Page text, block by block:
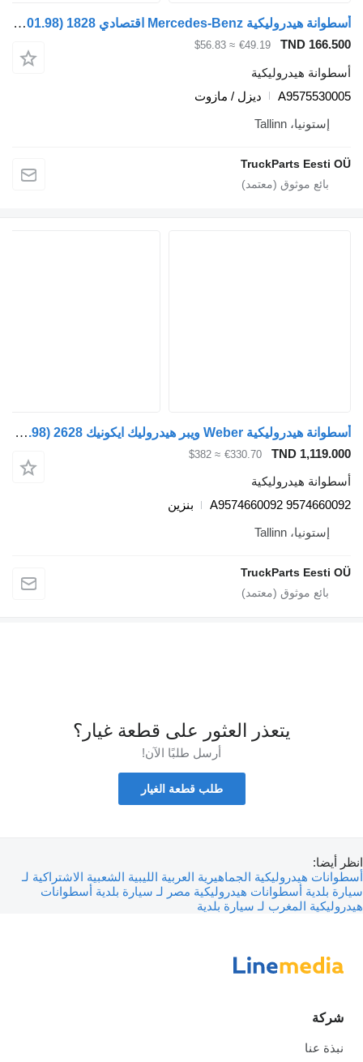
أسطوانة هيدروليكية Mercedes-Benz اقتصادي 1828 (01.98-) A9575530005 لـ شاحنة جمع ونقل النفايات Mercedes-Benz Econic (1998-2014)
TND 166.500
€49.19
≈ $56.83
أسطوانة هيدروليكية
A9575530005
ديزل / مازوت
إستونيا، Tallinn
TruckParts Eesti OÜ
أسطوانة هيدروليكية Weber ويبر هيدروليك ايكونيك 2628 (01.98-) A9574660092 لـ شاحنة جمع ونقل النفايات Mercedes-Benz Econic (1998-2014)
TND 1,119.000
€330.70
≈ $382
أسطوانة هيدروليكية
A9574660092 9574660092
بنزين
إستونيا، Tallinn
TruckParts Eesti OÜ
يتعذر العثور على قطعة غيار؟
أرسل طلبًا الآن!
طلب قطعة الغيار
انظر أيضا:
أسطوانات هيدروليكية الجماهيرية العربية الليبية الشعبية الاشتراكية لـ
سيارة بلدية أسطوانات هيدروليكية مصر لـ سيارة بلدية أسطوانات
هيدروليكية المغرب لـ سيارة بلدية
شركة
نبذة عنا